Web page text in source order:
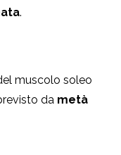
.
muscolo soleo
da metà